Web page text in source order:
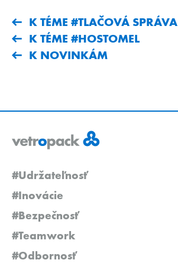
K TÉME #TLAČOVÁ SPRÁVA
K TÉME #HOSTOMEL
K NOVINKÁM
#Udržateľnosť
#Inovácie
#Bezpečnosť
#Teamwork
#Odbornosť